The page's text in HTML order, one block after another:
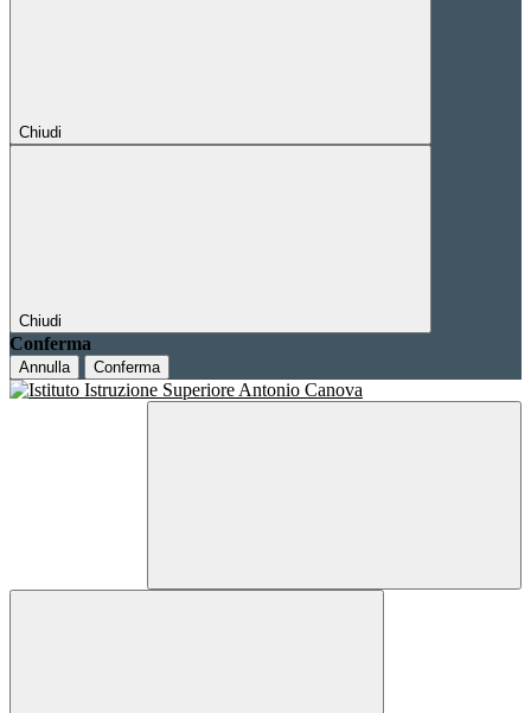
Chiudi
Chiudi
Conferma
Annulla Conferma